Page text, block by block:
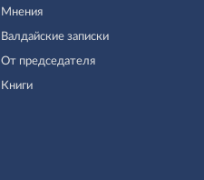
Мнения
Валдайские записки
От председателя
Книги